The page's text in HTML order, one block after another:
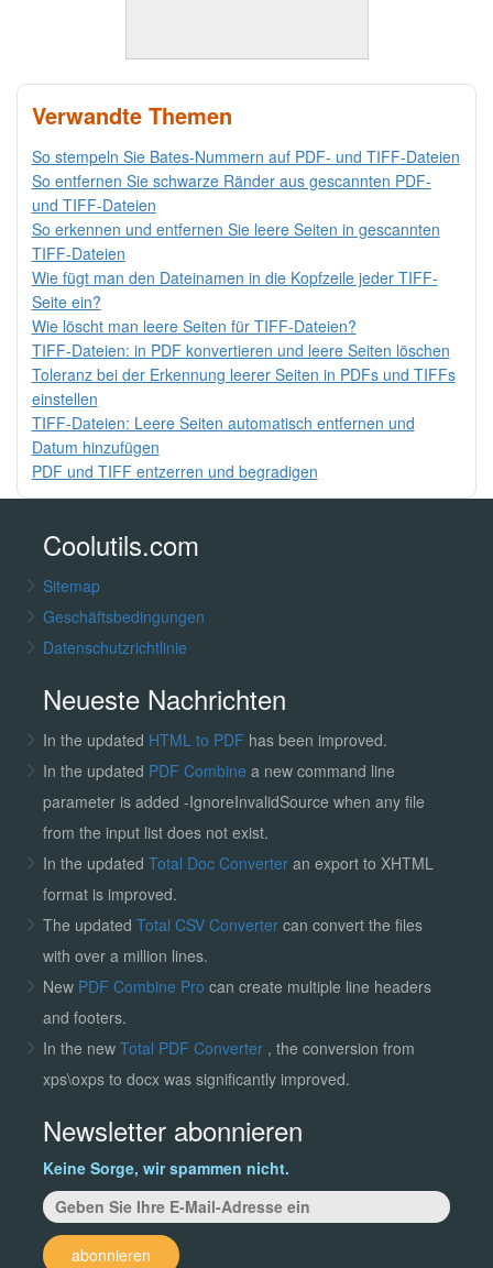
Verwandte Themen
So stempeln Sie Bates-Nummern auf PDF- und TIFF-Dateien
So entfernen Sie schwarze Ränder aus gescannten PDF-
und TIFF-Dateien
So erkennen und entfernen Sie leere Seiten in gescannten
TIFF-Dateien
Wie fügt man den Dateinamen in die Kopfzeile jeder TIFF-
Seite ein?
Wie löscht man leere Seiten für TIFF-Dateien?
TIFF-Dateien: in PDF konvertieren und leere Seiten löschen
Toleranz bei der Erkennung leerer Seiten in PDFs und TIFFs
einstellen
TIFF-Dateien: Leere Seiten automatisch entfernen und
Datum hinzufügen
PDF und TIFF entzerren und begradigen
Coolutils.com
Sitemap
Geschäftsbedingungen
Datenschutzrichtlinie
Neueste Nachrichten
In the updated HTML to PDF has been improved.
In the updated PDF Combine a new command line
parameter is added -IgnoreInvalidSource when any file
from the input list does not exist.
In the updated Total Doc Converter an export to XHTML
format is improved.
The updated Total CSV Convertercan convert the files
with over a million lines.
New PDF Combine Pro can create multiple line headers
and footers.
In the new Total PDF Converter , the conversion from
xps\oxps to docx was significantly improved.
Newsletter abonnieren
Keine Sorge, wir spammen nicht.
abonnieren